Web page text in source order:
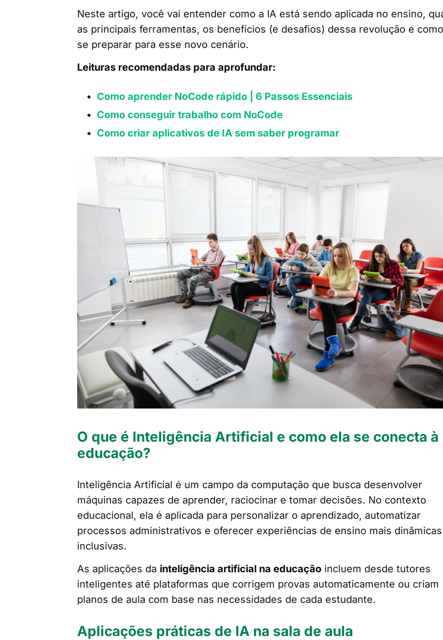
Neste artigo, você vai entender como a IA está sendo aplicada no ensino,
as principais ferramentas, os benefícios (e desafios) dessa revolução e
se preparar para esse novo cenário.
Leituras recomendadas para aprofundar:
Como aprender NoCode rápido | 6 Passos Essenciais
Como conseguir trabalho com NoCode
Como criar aplicativos de IA sem saber programar
O que é Inteligência Artificial e como ela se conecta à
educação?
Inteligência Artificial é um campo da computação que busca desenvolver
máquinas capazes de aprender, raciocinar e tomar decisões. No contexto
educacional, ela é aplicada para personalizar o aprendizado, automatizar
processos administrativos e oferecer experiências de ensino mais
inclusivas.
As aplicações da inteligência artificial na educação incluem desde tutores
inteligentes até plataformas que corrigem provas automaticamente ou criam
planos de aula com base nas necessidades de cada estudante.
Aplicações práticas de IA na sala de aula